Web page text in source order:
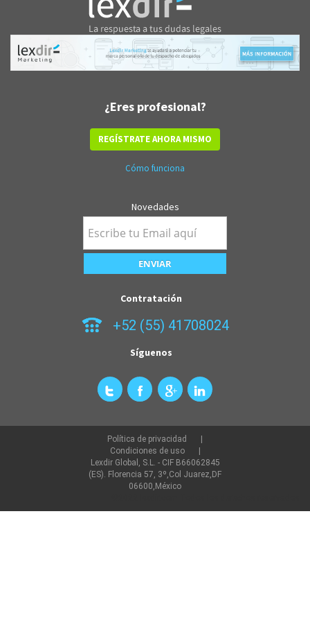
¿Eres profesional?
REGÍSTRATE AHORA MISMO
Cómo funciona
Novedades
Contratación
+52 (55) 41708024
Síguenos
Política de privacidad
Condiciones de uso
Lexdir Global, S.L. - CIF B66062845
(ES). Florencia 57, 3º,Col Juarez,DF
06600,México